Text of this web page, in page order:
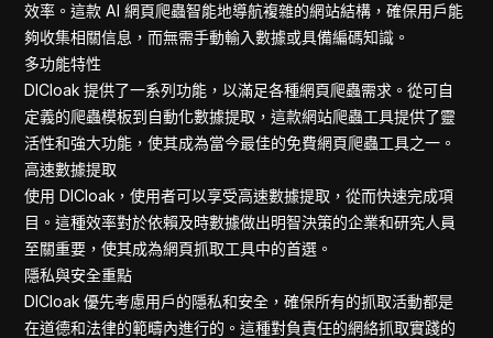
效率。這款 AI 網頁爬蟲智能地導航複雜的網站結構，確保用戶能
夠收集相關信息，而無需手動輸入數據或具備編碼知識。
多功能特性
DICloak 提供了一系列功能，以滿足各種網頁爬蟲需求。從可自
定義的爬蟲模板到自動化數據提取，這款網站爬蟲工具提供了靈
活性和強大功能，使其成為當今最佳的免費網頁爬蟲工具之一。
高速數據提取
使用 DICloak，使用者可以享受高速數據提取，從而快速完成項
目。這種效率對於依賴及時數據做出明智決策的企業和研究人員
至關重要，使其成為網頁抓取工具中的首選。
隱私與安全重點
DICloak 優先考慮用戶的隱私和安全，確保所有的抓取活動都是
在道德和法律的範疇內進行的。這種對負責任的網絡抓取實踐的